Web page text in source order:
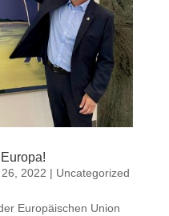
2022 | Uncategorized
Europäischen Union